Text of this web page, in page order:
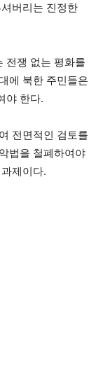
버리는 진정한
전쟁 없는 평화를
에 북한 주민들은
야 한다.
전면적인 검토를
법을 철폐하여야
제이다.